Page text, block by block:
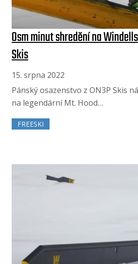
Osm minut shredění na
Skis
15. srpna 2022
Pánský osazenstvo z ON3P Skis
na legendární Mt. Hood…
FREESKI